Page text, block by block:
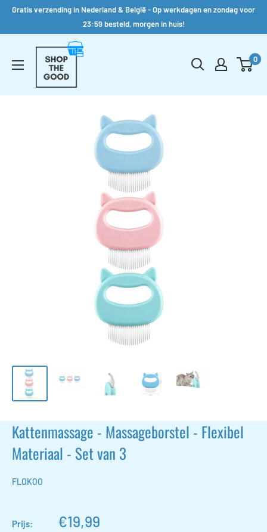
naar
Gratis verzending in Nederland & België - Op werkdagen en zondag voor
23:59 besteld, morgen in huis!
Shop
the
Good
0
Kattenmassage - Massageborstel - Flexibel
Materiaal - Set van 3
FLOKOO
Prijs: Actieprijs
€19,99